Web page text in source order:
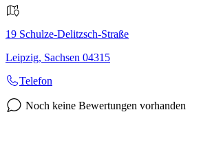
19 Schulze-Delitzsch-Straße
Leipzig, Sachsen 04315
Telefon
Noch keine Bewertungen vorhanden